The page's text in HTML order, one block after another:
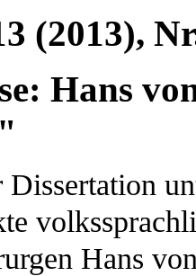
(2013),
Hans
Hans